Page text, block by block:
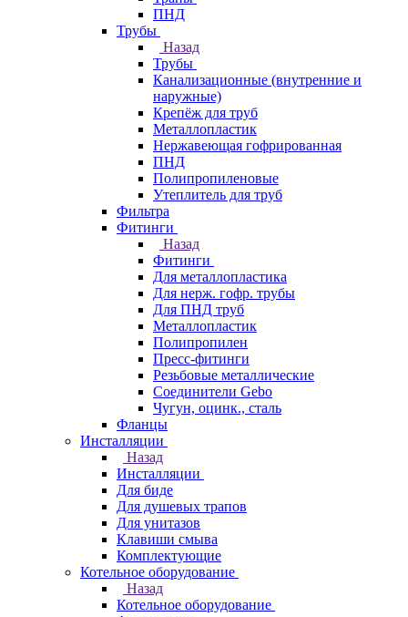
ПНД
Трубы
Назад
Трубы
Канализационные (внутренние и
наружные)
Крепёж для труб
Металлопластик
Нержавеющая гофрированная
ПНД
Полипропиленовые
Утеплитель для труб
Фильтра
Фитинги
Назад
Фитинги
Для металлопластика
Для нерж. гофр. трубы
Для ПНД труб
Металлопластик
Полипропилен
Пресс-фитинги
Резьбовые металлические
Соединители Gebo
Чугун, оцинк., сталь
Фланцы
Инсталляции
Назад
Инсталляции
Для биде
Для душевых трапов
Для унитазов
Клавиши смыва
Комплектующие
Котельное оборудование
Назад
Котельное оборудование